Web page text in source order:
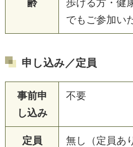
齢
歩ける方・健
でもご参加い
申し込み／定員
事前申
し込み
不要
定員 無し（定員あ